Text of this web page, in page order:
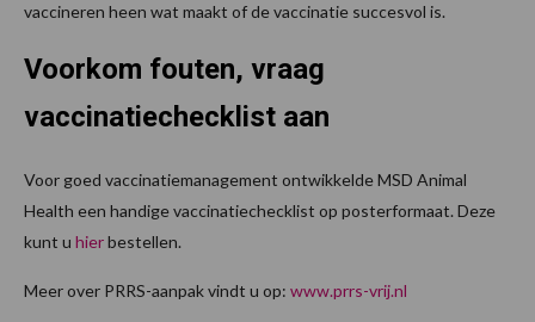
vaccineren heen wat maakt of de vaccinatie succesvol is.
Voorkom fouten, vraag
vaccinatiechecklist aan
Voor goed vaccinatiemanagement ontwikkelde MSD Animal
Health een handige vaccinatiechecklist op posterformaat. Deze
kunt u hierbestellen.
Meer over PRRS-aanpak vindt u op: www.prrs-vrij.nl